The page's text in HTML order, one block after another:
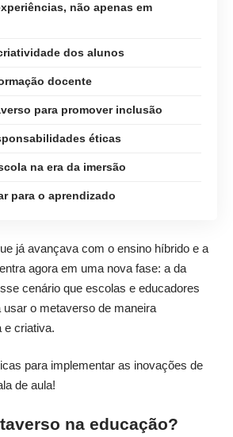
não apenas em
dos alunos
docente
para promover inclusão
éticas
na era da imersão
para o aprendizado
já avançava com o ensino híbrido e a
agora em uma nova fase: a da
cenário que escolas e educadores
o metaverso de maneira
e criativa.
para implementar as inovações de
de aula!
na educação?